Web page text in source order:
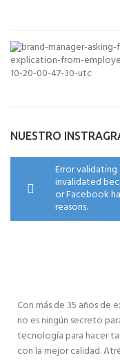
NUESTRO
Error validating
invalidated
or Facebook
reasons.
Con más de 35 años de
no es ningún secreto
tecnología para hacer
con la mejor calidad.